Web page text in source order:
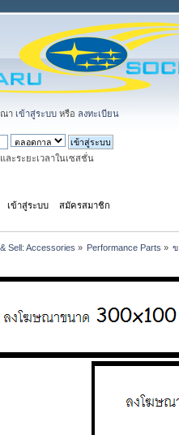
ณา เข้าสู่ระบบ หรือ ลงทะเบียน
ละระยะเวลาในเซสชั่น
เข้าสู่ระบบ สมัครสมาชิก
Sell: Accessories » Performance Parts » ข